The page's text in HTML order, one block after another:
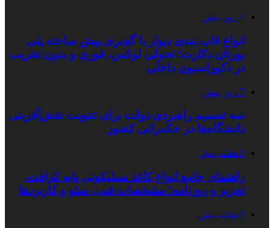
7 روز پیش
انواع قاب بندی دیوار با گچبری پیش ساخته پلی
یورتان دکارت؛ تحولی لوکس، فوری و بدون تخریب
در دکوراسیون داخلی
7 روز پیش
سه تصمیم راهبردی دولت برای تقویت نقش‌آفرینی
دانشگاه‌ها در حکمرانی کشور
1 هفته پیش
راهنمای جامع انواع کاغذ سیلیکونی پایه کرافت،
تحریر و روزنامه؛ مشخصات فنی، سئو و کاربردها
1 هفته پیش